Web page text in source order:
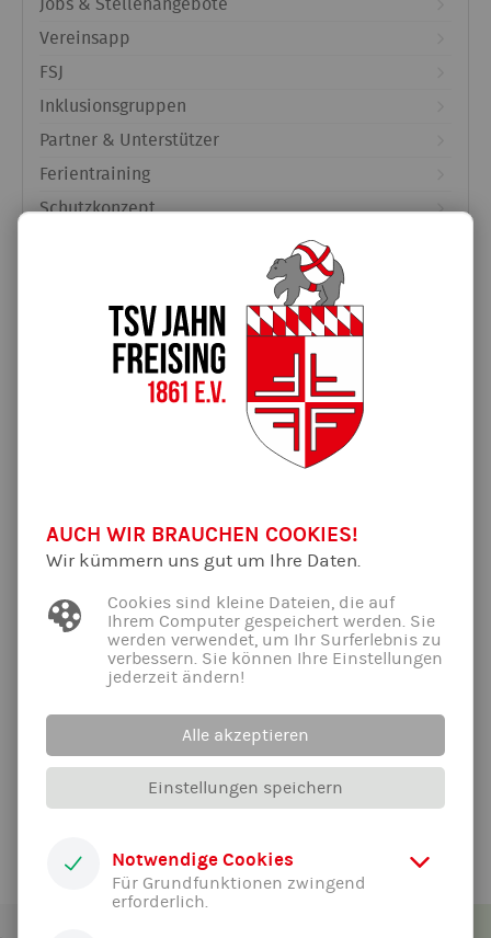
Jobs & Stellenangebote
Vereinsapp
FSJ
Inklusionsgruppen
Partner & Unterstützer
Ferientraining
Schutzkonzept
Entenrennen-Lose in der Geschäftsstelle
Unterstützt von:
Sportehrung der Stadt Freising
alljährlich in einer festlichen Veranstaltung erfolgreiche
Sportler*innen und Teams sowie Persönlichkeiten aus, die
sich in Sportvereinen ehrenamtlich engagieren. Die
Sportehrung ist ein Höhepunkt für die große Freisinger
Sportfamilie. Die Stadt zollt mit dieser Veranstaltung allen
Aktiven ihren Respekt und bedankt sich für den freiwilligen
Alle News der Abteilung ...
AUCH WIR BRAUCHEN COOKIES!
Wir kümmern uns gut um Ihre Daten.
Cookies sind kleine Dateien, die auf
Ihrem Computer gespeichert werden. Sie
werden verwendet, um Ihr Surferlebnis zu
verbessern. Sie können Ihre Einstellungen
jederzeit ändern!
Alle akzeptieren
Einstellungen speichern
Notwendige Cookies
Für Grundfunktionen zwingend
erforderlich.